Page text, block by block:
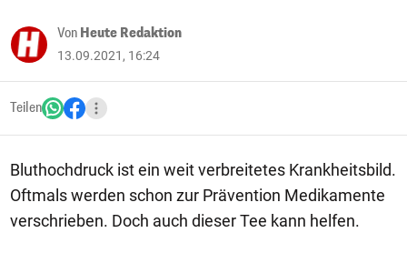
Von Heute Redaktion
13.09.2021, 16:24
Teilen
Bluthochdruck ist ein weit verbreitetes Krankheitsbild.
Oftmals werden schon zur Prävention Medikamente
verschrieben. Doch auch dieser Tee kann helfen.